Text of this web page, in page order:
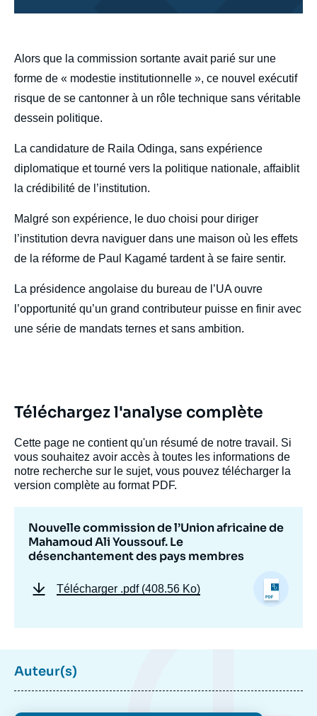
body
Alors que la commission sortante avait parié sur une
forme de « modestie institutionnelle », ce nouvel exécutif
risque de se cantonner à un rôle technique sans véritable
dessein politique.
La candidature de Raila Odinga, sans expérience
diplomatique et tourné vers la politique nationale, affaiblit
la crédibilité de l’institution.
Malgré son expérience, le duo choisi pour diriger
l’institution devra naviguer dans une maison où les effets
de la réforme de Paul Kagamé tardent à se faire sentir.
La présidence angolaise du bureau de l’UA ouvre
l’opportunité qu’un grand contributeur puisse en finir avec
une série de mandats ternes et sans ambition.
Téléchargez l'analyse complète
Cette page ne contient qu'un résumé de notre travail. Si
vous souhaitez avoir accès à toutes les informations de
notre recherche sur le sujet, vous pouvez télécharger la
version complète au format PDF.
Nouvelle commission de l’Union africaine de
Mahamoud Ali Youssouf. Le
désenchantement des pays membres
Télécharger .pdf (408.56 Ko)
Auteur(s)